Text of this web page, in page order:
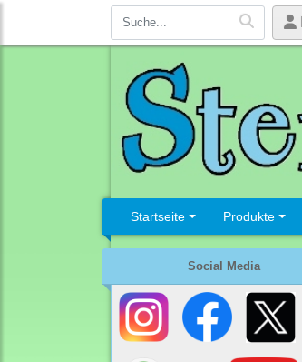
Startseite Produkte
Social Media